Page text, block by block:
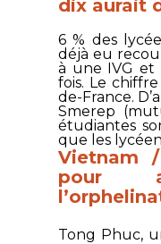
dix aurait
6 % des
déjà eu
à une IVG et
fois. Le
de-France.
Smerep
étudiantes
que les
Vietnam
pour
Tong Phuc,